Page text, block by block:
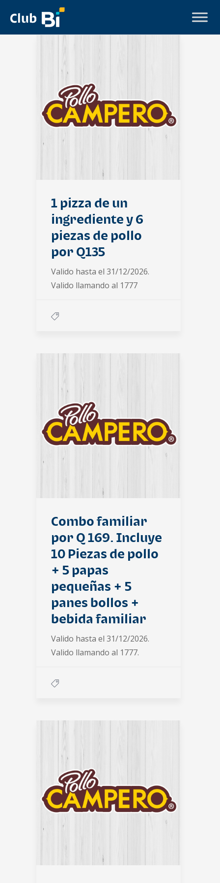
1 pizza de un
ingrediente y 6
piezas de pollo
por Q135
Valido hasta el 31/12/2026.
Valido llamando al 1777
Combo familiar
por Q 169. Incluye
10 Piezas de pollo
+ 5 papas
pequeñas + 5
panes bollos +
bebida familiar
Valido hasta el 31/12/2026.
Valido llamando al 1777.